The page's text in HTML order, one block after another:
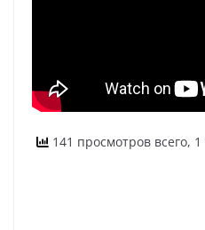
141 просмотров всего,